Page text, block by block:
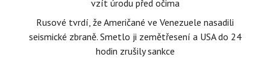
vzít úrodu před očima
Rusové tvrdí, že Američané ve Venezuele nasadili
seismické zbraně. Smetlo ji zemětřesení a USA do 24
hodin zrušily sankce